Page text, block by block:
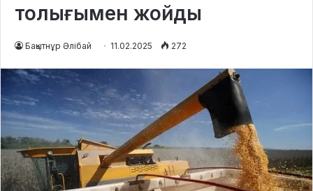
толығымен жойды
Бақытнұр Әлібай 11.02.2025 272